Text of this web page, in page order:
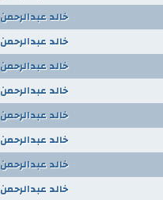
خالد عبدالرحمن
خالد عبدالرحمن
خالد عبدالرحمن
خالد عبدالرحمن
خالد عبدالرحمن
خالد عبدالرحمن
خالد عبدالرحمن
خالد عبدالرحمن